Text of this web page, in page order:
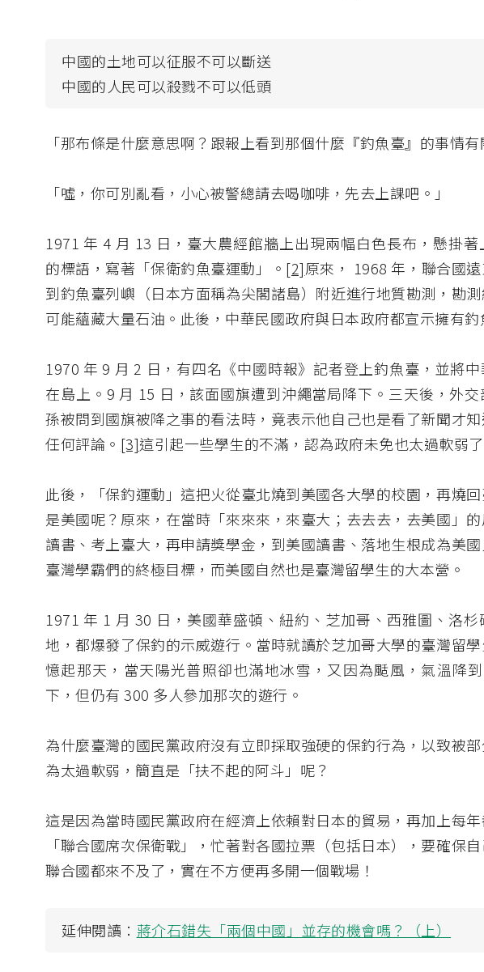
中國的土地可以征服不可以斷送
中國的人民可以殺戮不可以低頭
「那布條是什麼意思啊？跟報上看到那個什麼『釣魚臺』的事情有
「噓，你可別亂看，小心被警總請去喝咖啡，先去上課吧。」
1971 年 4 月 13 日，臺大農經館牆上出現兩幅白色長布，懸掛著
的標語，寫著「保衛釣魚臺運動」。 [2]原來， 1968 年，聯合國
到釣魚臺列嶼（日本方面稱為尖閣諸島）附近進行地質勘測，勘
可能蘊藏大量石油。此後，中華民國政府與日本政府都宣示擁有釣
1970 年 9 月 2 日，有四名《中國時報》記者登上釣魚臺，並將
在島上。9 月 15 日，該面國旗遭到沖繩當局降下。三天後，外
孫被問到國旗被降之事的看法時，竟表示他自己也是看了新聞才
任何評論。 [3]這引起一些學生的不滿，認為政府未免也太過軟弱了
此後，「保釣運動」這把火從臺北燒到美國各大學的校園，再燒
是美國呢？原來，在當時「來來來，來臺大；去去去，去美國」
讀書、考上臺大，再申請獎學金，到美國讀書、落地生根成為美
臺灣學霸們的終極目標，而美國自然也是臺灣留學生的大本營。
1971 年 1 月 30 日，美國華盛頓、紐約、芝加哥、西雅圖、洛
地，都爆發了保釣的示威遊行。當時就讀於芝加哥大學的臺灣留
憶起那天，當天陽光普照卻也滿地冰雪，又因為颳風，氣溫降
下，但仍有 300 多人參加那次的遊行。
為什麼臺灣的國民黨政府沒有立即採取強硬的保釣行為，以致被
為太過軟弱，簡直是「扶不起的阿斗」呢？
這是因為當時國民黨政府在經濟上依賴對日本的貿易，再加上每
「聯合國席次保衛戰」，忙著對各國拉票（包括日本），要確保
聯合國都來不及了，實在不方便再多開一個戰場！
延伸閱讀： 蔣介石錯失「兩個中國」並存的機會嗎？（上）